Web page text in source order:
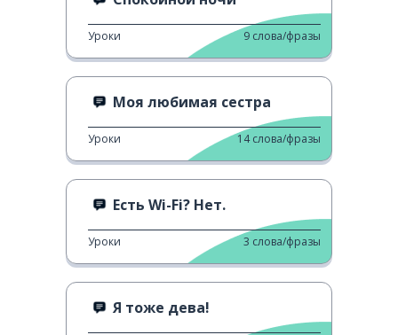
Уроки 9 слова/фразы
Моя любимая сестра
Уроки 14 слова/фразы
Есть Wi-Fi? Нет.
Уроки 3 слова/фразы
Я тоже дева!